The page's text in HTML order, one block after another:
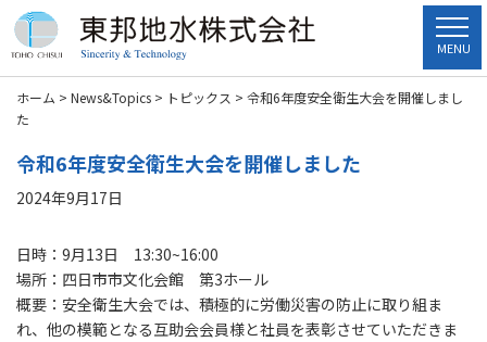
MENU
ホーム > News&Topics > トピックス > 令和6年度安全衛生大会を開催しまし
た
令和6年度安全衛生大会を開催しました
2024年9月17日
日時：9月13日 13:30~16:00
場所：四日市市文化会館 第3ホール
概要：安全衛生大会では、積極的に労働災害の防止に取り組ま
れ、他の模範となる互助会会員様と社員を表彰させていただきま